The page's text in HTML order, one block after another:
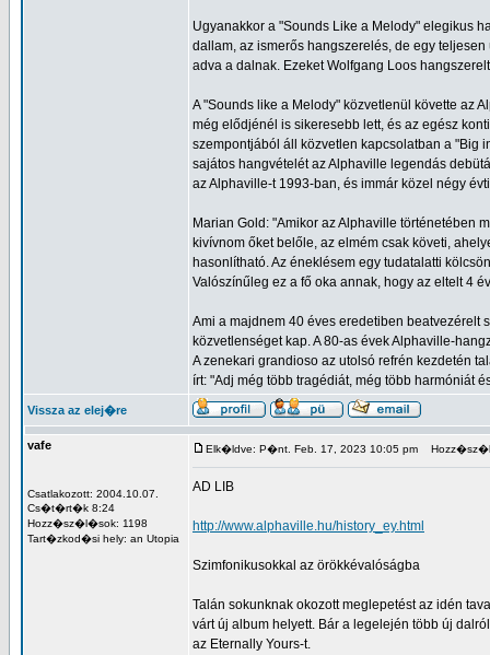
Ugyanakkor a "Sounds Like a Melody" elegikus
dallam, az ismerős hangszerelés, de egy
adva a dalnak. Ezeket Wolfgang Loos
A "Sounds like a Melody" közvetlenül követte az
még elődjénél is sikeresebb lett, és az egész
szempontjából áll közvetlen kapcsolatban a "Big
sajátos hangvételét az Alphaville legendás
az Alphaville-t 1993-ban, és immár közel négy
Marian Gold: "Amikor az Alphaville történetében
kivívnom őket belőle, az elmém csak követi,
hasonlítható. Az éneklésem egy tudatalatti
Valószínűleg ez a fő oka annak, hogy az eltelt 4
Ami a majdnem 40 éves eredetiben beatvezérelt
közvetlenséget kap. A 80-as évek Alphaville-
A zenekari grandioso az utolsó refrén kezdetén
írt: "Adj még több tragédiát, még több harmóniát
Vissza az elej�re
vafe
Csatlakozott: 2004.10.07.
Cs�t�rt�k 8:24
Hozz�sz�l�sok: 1198
Tart�zkod�si hely: an Utopia
Elk�ldve: P�nt. Feb. 17, 2023 10:05 pm
AD LIB
http://www.alphaville.hu/history_ey.html
Szimfonikusokkal az örökkévalóságba
Talán sokunknak okozott meglepetést az idén
várt új album helyett. Bár a legelején több új
az Eternally Yours-t.